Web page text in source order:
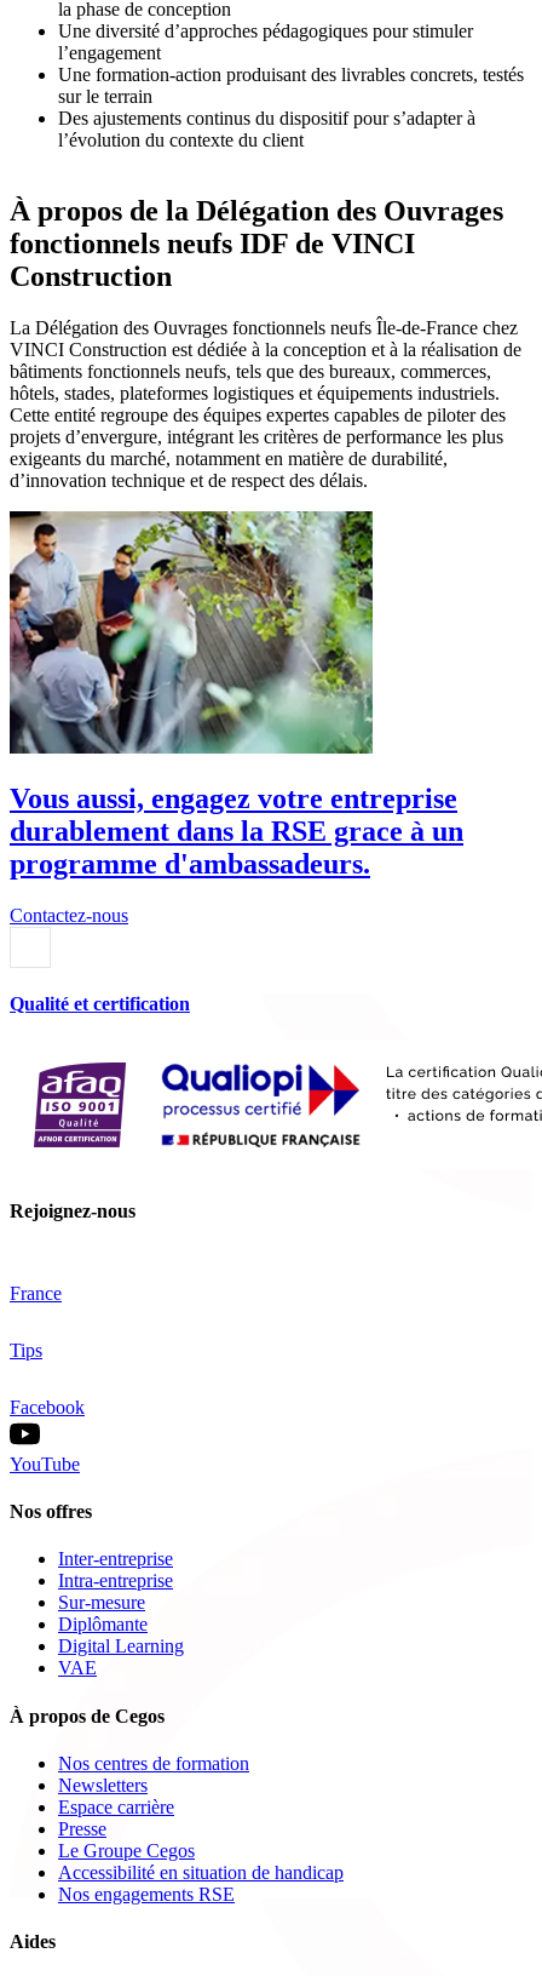
la phase de conception
Une diversité d’approches pédagogiques pour stimuler
l’engagement
Une formation-action produisant des livrables concrets, testés
sur le terrain
Des ajustements continus du dispositif pour s’adapter à
l’évolution du contexte du client
À propos de la Délégation des Ouvrages
fonctionnels neufs IDF de VINCI
Construction
La Délégation des Ouvrages fonctionnels neufs Île-de-France chez
VINCI Construction est dédiée à la conception et à la réalisation de
bâtiments fonctionnels neufs, tels que des bureaux, commerces,
hôtels, stades, plateformes logistiques et équipements industriels.
Cette entité regroupe des équipes expertes capables de piloter des
projets d’envergure, intégrant les critères de performance les plus
exigeants du marché, notamment en matière de durabilité,
d’innovation technique et de respect des délais.
Vous aussi, engagez votre entreprise
durablement dans la RSE grace à un
programme d'ambassadeurs.
Contactez-nous
Qualité et certification
Rejoignez-nous
France
Tips
Facebook
YouTube
Nos offres
Inter-entreprise
Intra-entreprise
Sur-mesure
Diplômante
Digital Learning
VAE
À propos de Cegos
Nos centres de formation
Newsletters
Espace carrière
Presse
Le Groupe Cegos
Accessibilité en situation de handicap
Nos engagements RSE
Aides